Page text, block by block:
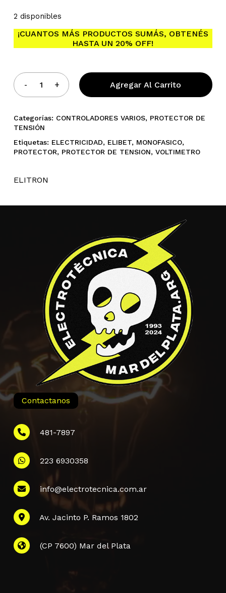
No hay productos en el
carrito.
2 disponibles
¡CUANTOS MÁS PRODUCTOS SUMÁS, OBTENÉS
HASTA UN 20% OFF!
Agregar Al Carrito
Categorías: CONTROLADORES VARIOS, PROTECTOR DE
TENSIÓN
Etiquetas: ELECTRICIDAD, ELIBET, MONOFASICO,
PROTECTOR, PROTECTOR DE TENSION, VOLTIMETRO
ELITRON
Contactanos
481-7897
223 6930358
info@electrotecnica.com.ar
Av. Jacinto P. Ramos 1802
(CP 7600) Mar del Plata
Información
QUIENES SOMOS
POLÍTICA DE PRIVACIDAD
PREGUNTAS FRECUENTES
CONTACTANOS